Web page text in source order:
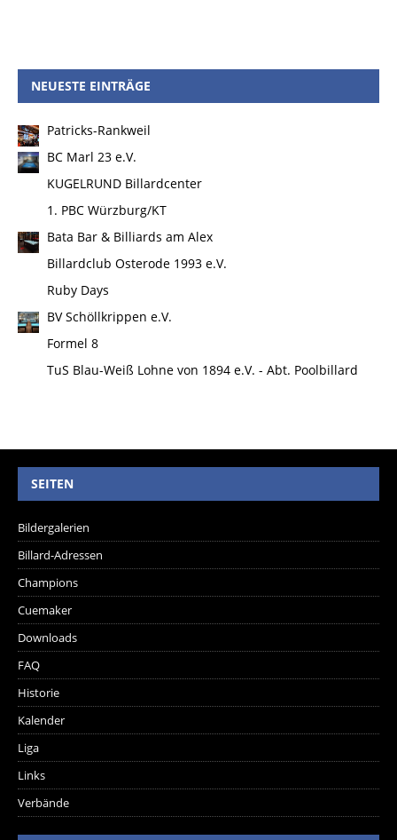
NEUESTE EINTRÄGE
Patricks-Rankweil
BC Marl 23 e.V.
KUGELRUND Billardcenter
1. PBC Würzburg/KT
Bata Bar & Billiards am Alex
Billardclub Osterode 1993 e.V.
Ruby Days
BV Schöllkrippen e.V.
Formel 8
TuS Blau-Weiß Lohne von 1894 e.V. - Abt. Poolbillard
SEITEN
Bildergalerien
Billard-Adressen
Champions
Cuemaker
Downloads
FAQ
Historie
Kalender
Liga
Links
Verbände